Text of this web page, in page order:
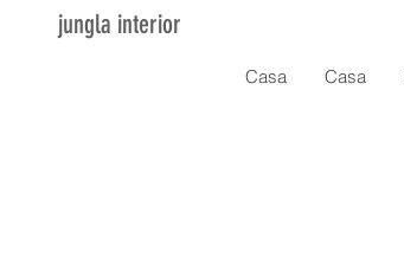
jungla interior
Casa Casa